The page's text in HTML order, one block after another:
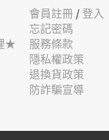
★
會員註冊 / 登入
忘記密碼
服務條款
隱私權政策
退換貨政策
防詐騙宣導